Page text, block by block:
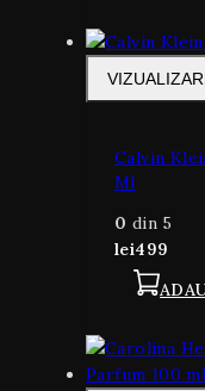
Calvin
Ml
0 din 5
lei499